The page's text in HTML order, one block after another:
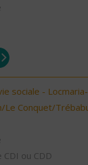
sociale -
Le Conquet/
ou CDD